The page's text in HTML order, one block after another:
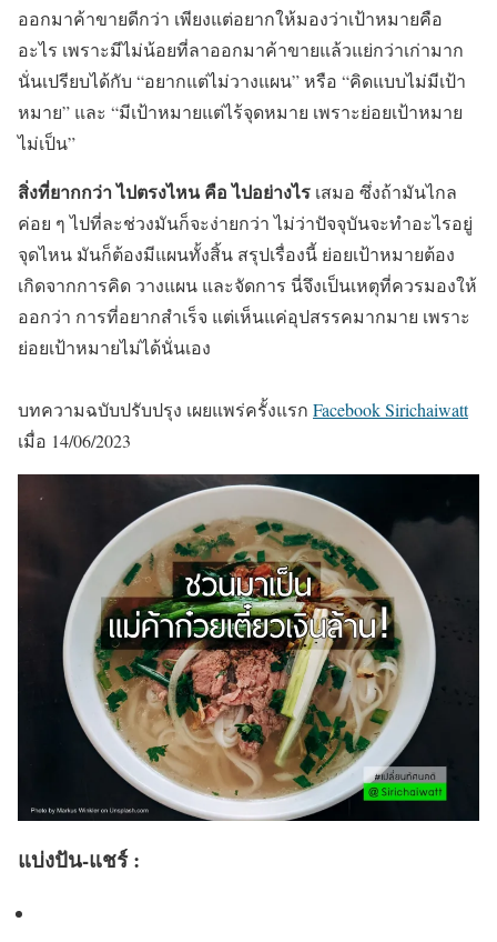
ออกมาค้าขายดีกว่า เพียงแต่อยากให้มองว่าเป้าหมายคือ
อะไร เพราะมีไม่น้อยที่ลาออกมาค้าขายแล้วแย่กว่าเก่ามาก
นั่นเปรียบได้กับ “อยากแต่ไม่วางแผน” หรือ “คิดแบบไม่มีเป้า
หมาย” และ “มีเป้าหมายแต่ไร้จุดหมาย เพราะย่อยเป้าหมาย
ไม่เป็น”
สิ่งที่ยากกว่า ไปตรงไหน คือ ไปอย่างไร เสมอ ซึ่งถ้ามันไกล
ค่อย ๆ ไปที่ละช่วงมันก็จะง่ายกว่า ไม่ว่าปัจจุบันจะทำอะไรอยู่
จุดไหน มันก็ต้องมีแผนทั้งสิ้น สรุปเรื่องนี้ ย่อยเป้าหมายต้อง
เกิดจากการคิด วางแผน และจัดการ นี่จึงเป็นเหตุที่ควรมองให้
ออกว่า การที่อยากสำเร็จ แต่เห็นแค่อุปสรรคมากมาย เพราะ
ย่อยเป้าหมายไม่ได้นั่นเอง
บทความฉบับปรับปรุง เผยแพร่ครั้งแรก Facebook Sirichaiwatt
เมื่อ 14/06/2023
แบ่งปัน-แชร์ :